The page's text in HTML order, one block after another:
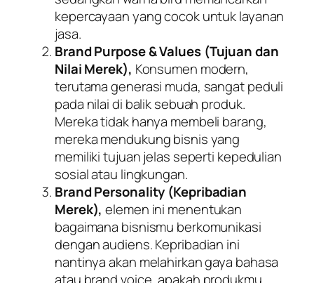
kepercayaan yang cocok untuk layanan
jasa.
Brand Purpose & Values (Tujuan dan
Nilai Merek), Konsumen modern,
terutama generasi muda, sangat peduli
pada nilai di balik sebuah produk.
Mereka tidak hanya membeli barang,
mereka mendukung bisnis yang
memiliki tujuan jelas seperti kepedulian
sosial atau lingkungan.
Brand Personality (Kepribadian
Merek), elemen ini menentukan
bagaimana bisnismu berkomunikasi
dengan audiens. Kepribadian ini
nantinya akan melahirkan gaya bahasa
atau brand voice, apakah produkmu